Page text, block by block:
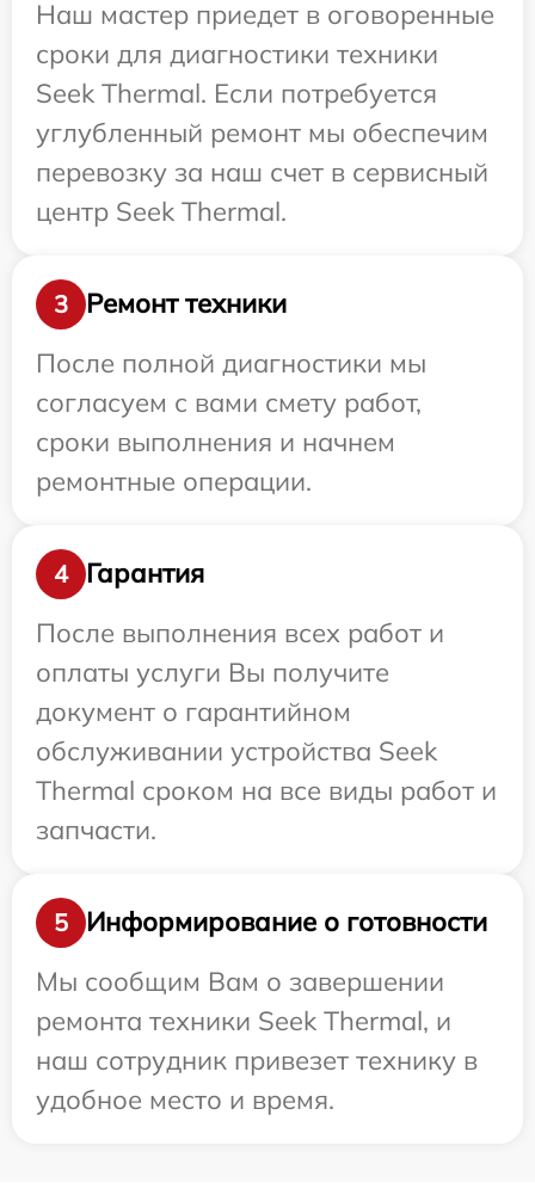
Наш мастер приедет в оговоренные
сроки для диагностики техники
Seek Thermal. Если потребуется
углубленный ремонт мы обеспечим
перевозку за наш счет в сервисный
центр Seek Thermal.
3
Ремонт техники
После полной диагностики мы
согласуем с вами смету работ,
сроки выполнения и начнем
ремонтные операции.
4
Гарантия
После выполнения всех работ и
оплаты услуги Вы получите
документ о гарантийном
обслуживании устройства Seek
Thermal сроком на все виды работ и
запчасти.
5
Информирование о готовности
Мы сообщим Вам о завершении
ремонта техники Seek Thermal, и
наш сотрудник привезет технику в
удобное место и время.